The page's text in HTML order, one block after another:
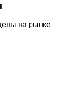
на рынке